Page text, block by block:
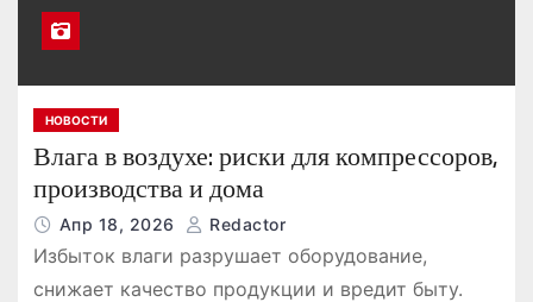
НОВОСТИ
Влага в воздухе: риски для компрессоров,
производства и дома
Апр 18, 2026 Redactor
Избыток влаги разрушает оборудование,
снижает качество продукции и вредит быту.